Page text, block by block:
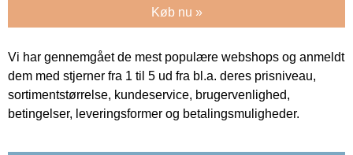
Køb nu »
Vi har gennemgået de mest populære webshops og anmeldt
dem med stjerner fra 1 til 5 ud fra bl.a. deres prisniveau,
sortimentstørrelse, kundeservice, brugervenlighed,
betingelser, leveringsformer og betalingsmuligheder.